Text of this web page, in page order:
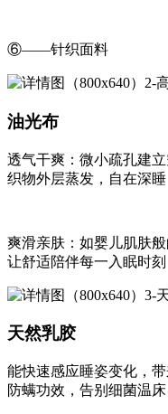
⑥——针织面料
油光布
透气干爽：微小疏孔建
织物外层蒸发，自在深睡
爽滑亲肤：如婴儿肌肤
让舒适陪伴每一入眠时刻
天然乳胶
能快速感应睡姿变化，
防螨功效，告别细菌温床